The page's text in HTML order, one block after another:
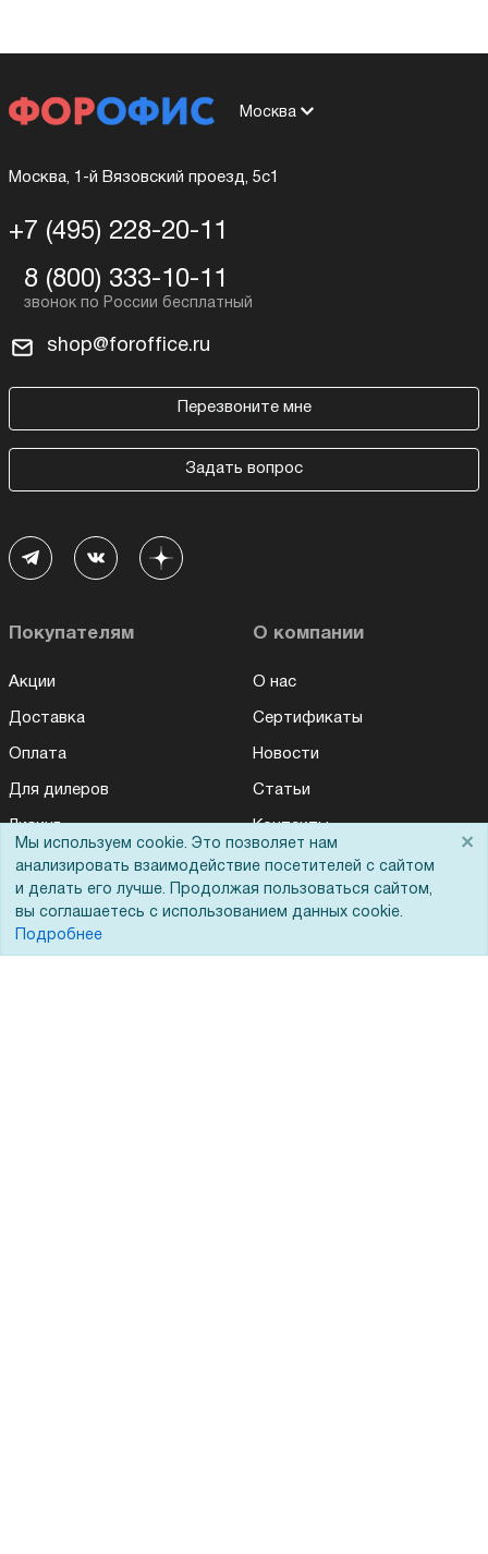
Москва
Москва, 1-й Вязовский проезд, 5с1
+7 (495) 228-20-11
8 (800) 333-10-11
shop@foroffice.ru
Перезвоните мне
Задать вопрос
Покупателям
Акции
Доставка
Оплата
Для дилеров
Лизинг
Кредитование
Госучреждениям
Тендеры
О компании
О нас
Сертификаты
Новости
Статьи
Контакты
Демопоказ
Мы используем cookie. Это позволяет нам
анализировать взаимодействие посетителей с сайтом
и делать его лучше. Продолжая пользоваться сайтом,
вы соглашаетесь с использованием данных cookie.
Подробнее
×